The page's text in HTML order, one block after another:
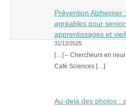
Prévention Alzheimer
agréables pour
apprentissages et
31/12/2025
[…] – Chercheurs en
Café Sciences […]
Au-delà des photos :